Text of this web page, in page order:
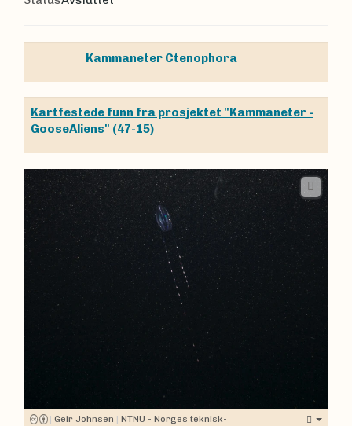
Kammaneter Ctenophora
Kartfestede funn fra prosjektet "Kammaneter -
GooseAliens" (47-15)
| Geir Johnsen | NTNU - Norges teknisk-